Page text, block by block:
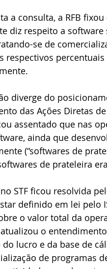
a consulta, a RFB
diz respeito a
se de
respectivos percentuais
diverge do
das Ações Diretas
assentado que nas
ainda que
(“softwares de
de prateleira
STF ficou resolvida
definido em lei pelo
o valor total da
o
lucro e da base de
de programas